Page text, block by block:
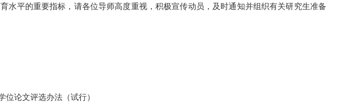
水平的重要指标，请各位导师高度重视，积极宣传动员，及时通知并组织有关研究生准备
论文评选办法（试行）